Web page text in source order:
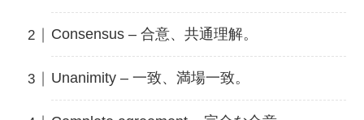
Consensus – 合意、共通理解。
Unanimity – 一致、満場一致。